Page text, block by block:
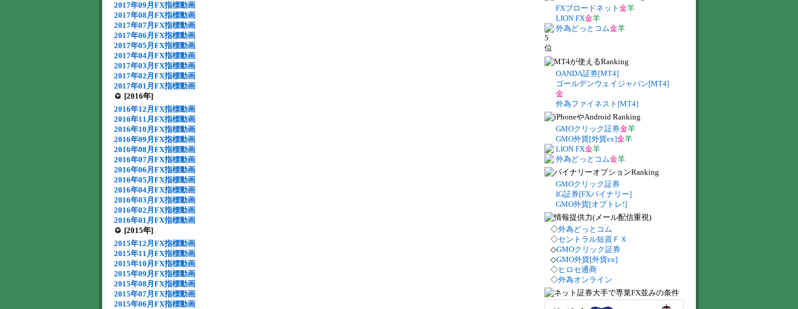
2017年09月FX指標動画
2017年08月FX指標動画
2017年07月FX指標動画
2017年06月FX指標動画
2017年05月FX指標動画
2017年04月FX指標動画
2017年03月FX指標動画
2017年02月FX指標動画
2017年01月FX指標動画
[2016年]
2016年12月FX指標動画
2016年11月FX指標動画
2016年10月FX指標動画
2016年09月FX指標動画
2016年08月FX指標動画
2016年07月FX指標動画
2016年06月FX指標動画
2016年05月FX指標動画
2016年04月FX指標動画
2016年03月FX指標動画
2016年02月FX指標動画
2016年01月FX指標動画
[2015年]
2015年12月FX指標動画
2015年11月FX指標動画
2015年10月FX指標動画
2015年09月FX指標動画
2015年08月FX指標動画
2015年07月FX指標動画
2015年06月FX指標動画
FXブロードネット 金羊
LION FX金羊
外為どっとコム金羊
OANDA証券[MT4]
ゴールデンウェイジャパン[MT4]
金
外為ファイネスト[MT4]
GMOクリック証券金羊
GMO外貨[外貨ex]金羊
LION FX金羊
外為どっとコム金羊
GMOクリック証券
IG証券[FXバイナリー]
GMO外貨[オプトレ!]
◇外為どっとコム
◇セントラル短資ＦＸ
◇GMOクリック証券
◇GMO外貨[外貨ex]
◇ヒロセ通商
◇外為オンライン